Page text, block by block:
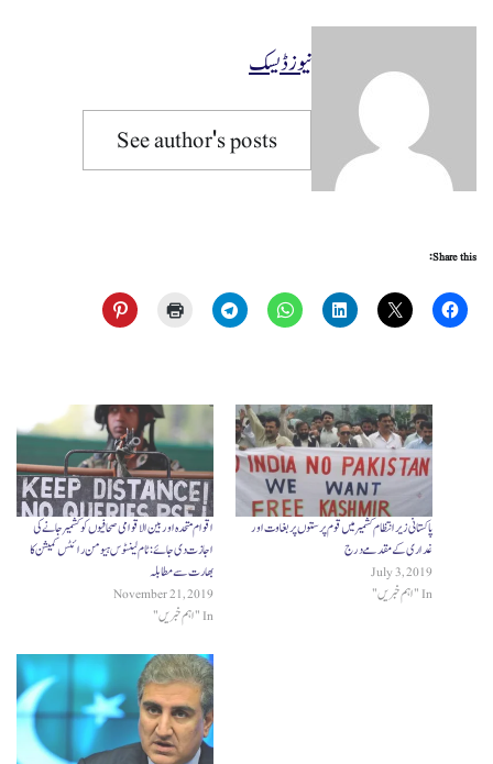
نیوز ڈیسک
See author's posts
Share this:
اقوام متحدہ اور بین الاقوامی صحافیوں کو کشمیر جانے کی
اجازت دی جائے: ٹام لینٹوس ہیومن رائٹس کمیشن کا
بھارت سے مطابلہ
November 21, 2019
In "اہم خبریں"
پاکستانی زیر انتظام کشمیر میں قوم پرستوں پر بغاوت اور
غداری کے مقدمے درج
July 3, 2019
In "اہم خبریں"